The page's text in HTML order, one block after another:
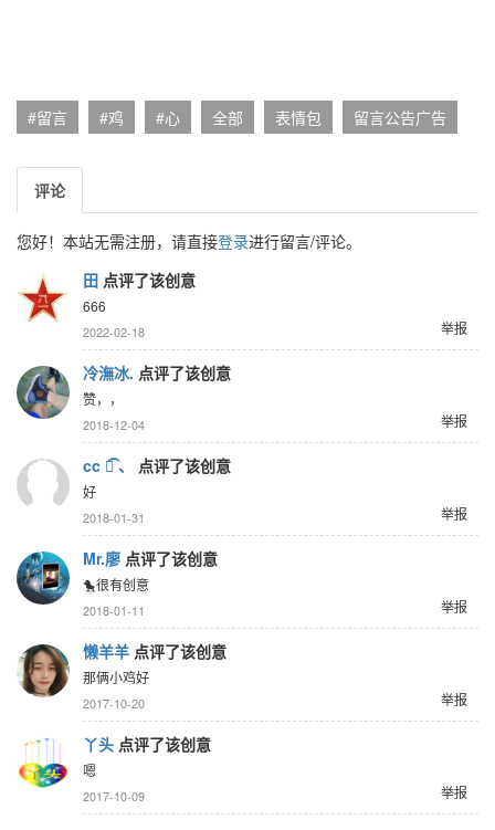
#留言 #鸡 #心 全部 表情包 留言公告广告
评论
您好！本站无需注册，请直接登录进行留言/评论。
田 点评了该创意
666
举报
2022-02-18
冷潕冰. 点评了该创意
赞，，
举报
2018-12-04
cc ั͡ 、 点评了该创意
好
举报
2018-01-31
Mr.廖 点评了该创意
🐤很有创意
举报
2018-01-11
懒羊羊 点评了该创意
那俩小鸡好
举报
2017-10-20
丫头 点评了该创意
嗯
举报
2017-10-09